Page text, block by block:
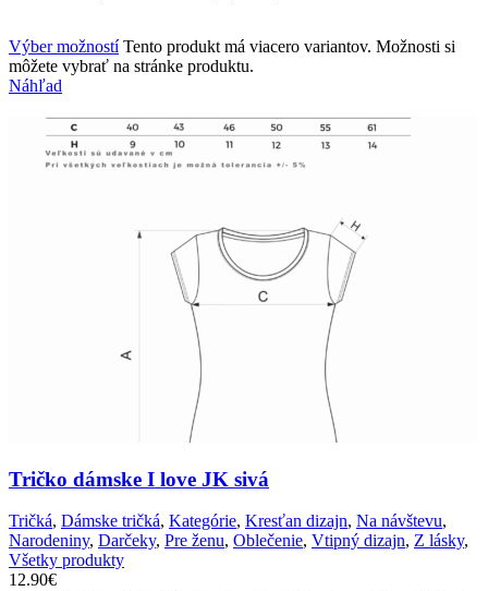
Výber možností Tento produkt má viacero variantov. Možnosti si
môžete vybrať na stránke produktu.
Náhľad
Tričko dámske I love JK sivá
Tričká, Dámske tričká, Kategórie, Kresťan dizajn, Na návštevu,
Narodeniny, Darčeky, Pre ženu, Oblečenie, Vtipný dizajn, Z lásky,
Všetky produkty
12.90€